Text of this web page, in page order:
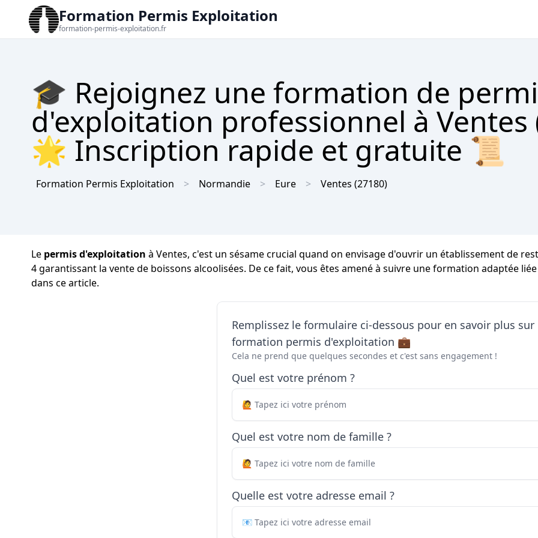
Formation Permis Exploitation
formation-permis-exploitation.fr
🎓 Rejoignez une formation de
d'exploitation professionnel à Ventes
🌟 Inscription rapide et gratuite 📜
Formation Permis Exploitation Normandie Eure Ventes (27180)
Le permis d'exploitation à Ventes, c'est un sésame crucial quand on envisage d'ouvrir un établissement de
4 garantissant la vente de boissons alcoolisées. De ce fait, vous êtes amené à suivre une formation adaptée
dans ce article.
Remplissez le formulaire ci-dessous pour en savoir plus sur
formation permis d'exploitation 💼
Cela ne prend que quelques secondes et c'est sans engagement !
Quel est votre prénom ?
Quel est votre nom de famille ?
Quelle est votre adresse email ?